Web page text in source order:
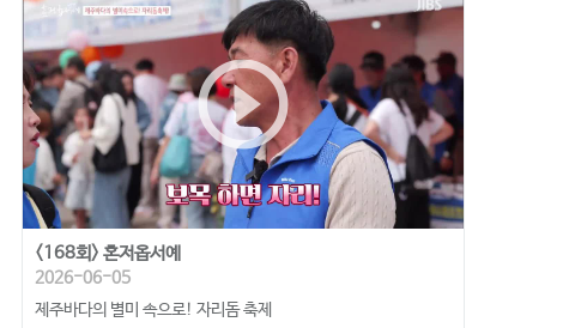
play_circle_outline
<168회> 혼저옵서예
2026-06-05
제주바다의 별미 속으로! 자리돔 축제